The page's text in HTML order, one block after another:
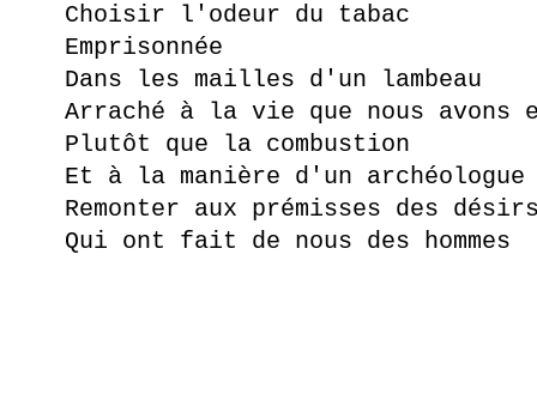
Choisir l'odeur du tabac
Emprisonnée
Dans les mailles d'un lambeau
Arraché à la vie que nous avons
Plutôt que la combustion
Et à la manière d'un archéologue
Remonter aux prémisses des
Qui ont fait de nous des hommes